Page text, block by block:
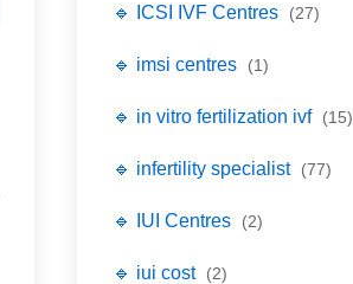
🔹 ICSI IVF Centres (27)
🔹 imsi centres (1)
🔹 in vitro fertilization ivf (15)
🔹 infertility specialist (77)
🔹 IUI Centres (2)
🔹 iui cost (2)